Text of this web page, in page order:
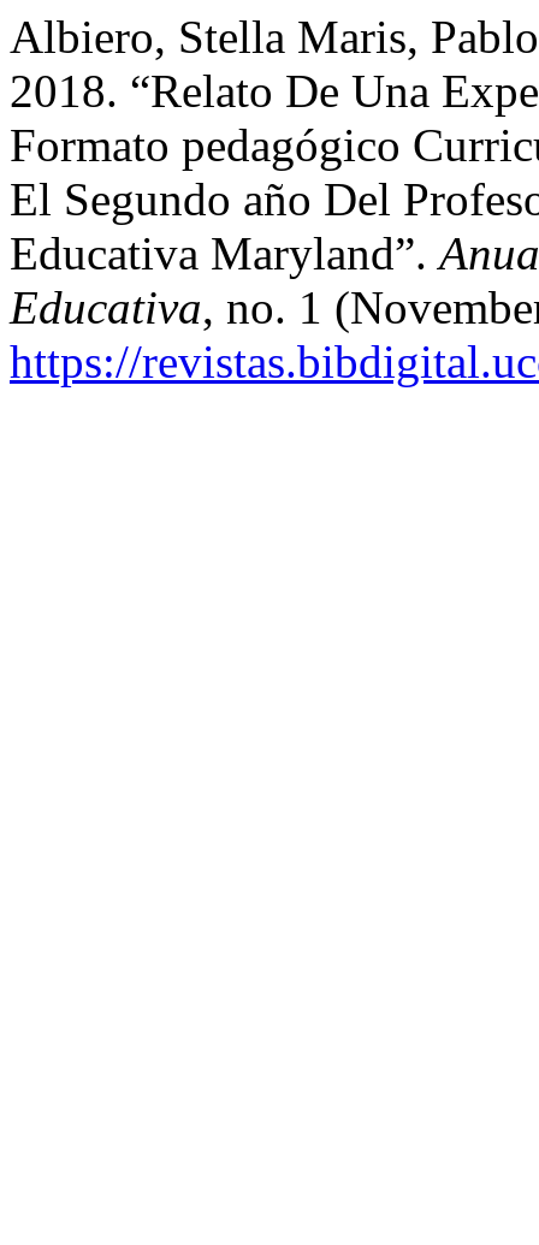
Albiero, Stella Maris,
2018. “Relato De Una
Formato pedagógico
El Segundo año Del
Educativa Maryland”.
Educativa, no. 1
https://